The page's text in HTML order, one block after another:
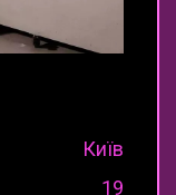
Київ
19